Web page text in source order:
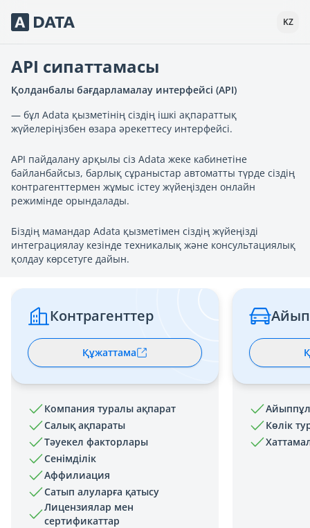
Сервисы Adata.kz KZ
API сипаттамасы
Қолданбалы бағдарламалау интерфейсі (API)
— бұл Adata қызметінің сіздің ішкі ақпараттық
жүйелеріңізбен өзара әрекеттесу интерфейсі.
API пайдалану арқылы сіз Adata жеке кабинетіне
байланбайсыз, барлық сұраныстар автоматты түрде сіздің
контрагенттермен жұмыс істеу жүйеңізден онлайн
режимінде орындалады.
Біздің мамандар Adata қызметімен сіздің жүйеңізді
интеграциялау кезінде техникалық және консультациялық
қолдау көрсетуге дайын.
Контрагенттер
Құжаттама
Компания туралы ақпарат
Салық ақпараты
Тәуекел факторлары
Сенімділік
Аффилиация
Сатып алуларға қатысу
Лицензиялар мен
сертификаттар
Көлік